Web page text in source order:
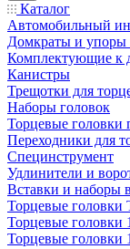
Каталог
Автомобильный
Домкраты и упоры
Комплектующие к
Канистры
Трещотки для
Наборы головок
Торцевые головки
Переходники для
Специнструмент
Удлинители и
Вставки и наборы
Торцевые головки
Торцевые головки
Торцевые головки